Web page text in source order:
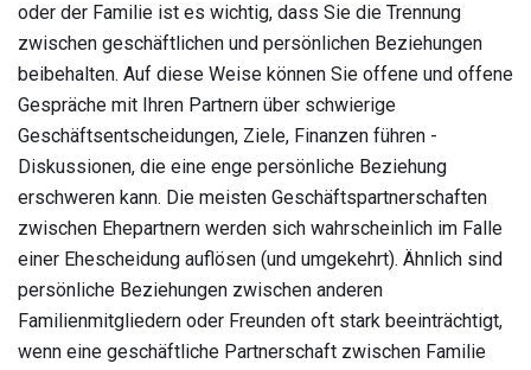
oder der Familie ist es wichtig, dass Sie die Trennung
zwischen geschäftlichen und persönlichen Beziehungen
beibehalten. Auf diese Weise können Sie offene und offene
Gespräche mit Ihren Partnern über schwierige
Geschäftsentscheidungen, Ziele, Finanzen führen -
Diskussionen, die eine enge persönliche Beziehung
erschweren kann. Die meisten Geschäftspartnerschaften
zwischen Ehepartnern werden sich wahrscheinlich im Falle
einer Ehescheidung auflösen (und umgekehrt). Ähnlich sind
persönliche Beziehungen zwischen anderen
Familienmitgliedern oder Freunden oft stark beeinträchtigt,
wenn eine geschäftliche Partnerschaft zwischen Familie